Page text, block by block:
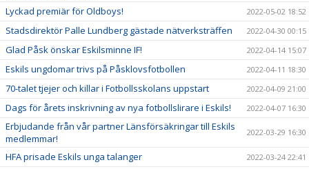
Lyckad premiär för Oldboys! 2022-05-02 18:52
Stadsdirektör Palle Lundberg gästade nätverksträffen 2022-04-30 00:15
Glad Påsk önskar Eskilsminne IF! 2022-04-14 15:07
Eskils ungdomar trivs på Påsklovsfotbollen 2022-04-11 18:30
70-talet tjejer och killar i Fotbollsskolans uppstart 2022-04-09 21:00
Dags för årets inskrivning av nya fotbollslirare i Eskils! 2022-04-07 16:30
Erbjudande från vår partner Länsförsäkringar till Eskils
medlemmar!
2022-03-29 16:30
HFA prisade Eskils unga talanger 2022-03-24 22:41